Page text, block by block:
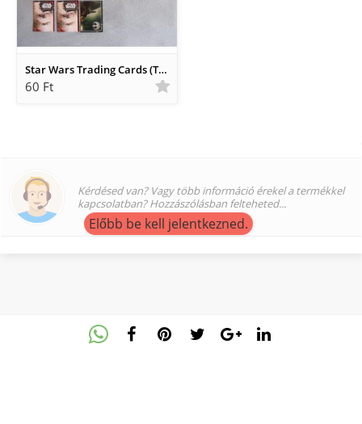
Star Wars Trading Cards (Topps)
60 Ft
Kérdésed van? Vagy több információ érekel a termékkel
kapcsolatban? Hozzászólásban felteheted...
Előbb be kell jelentkezned.